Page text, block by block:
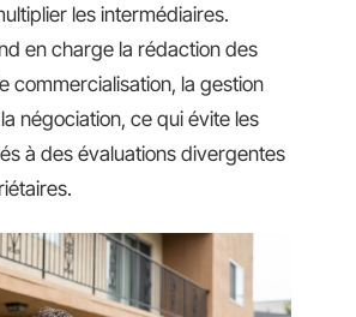
les intermédiaires.
en charge la rédaction des
commercialisation, la gestion
négociation, ce qui évite les
à des évaluations divergentes